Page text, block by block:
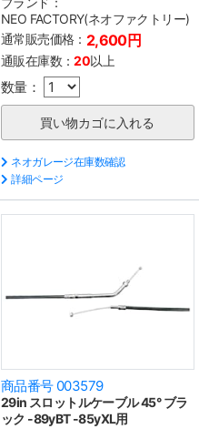
NEO FACTORY(ネオファクトリー)
通常販売価格： 2,600円
通販在庫数：20以上
数量：
ネオガレージ在庫数確認
詳細ページ
商品番号 003579
29in スロットルケーブル 45° ブラ
ック -89yBT -85yXL用